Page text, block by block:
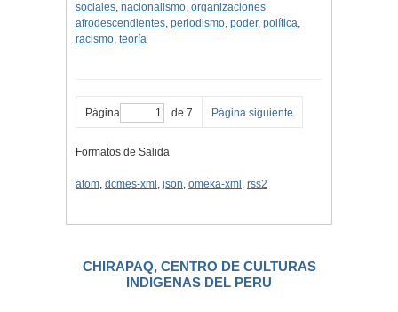
sociales, nacionalismo, organizaciones
afrodescendientes, periodismo, poder, política,
racismo, teoría
Página de 7 Página siguiente
Formatos de Salida
atom, dcmes-xml , json, omeka-xml , rss2
CHIRAPAQ, CENTRO DE CULTURAS
INDIGENAS DEL PERU